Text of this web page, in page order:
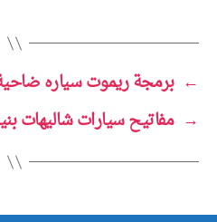
← برمجة ريموت سياره ضاحية جابر
→ مفاتيح سيارات شاليهات بنيدر